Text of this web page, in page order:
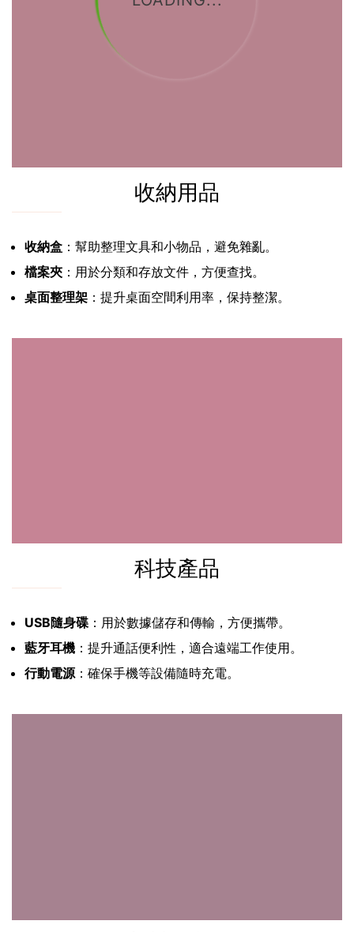
收納用品
收納盒 ：幫助整理文具和小物品，避免雜亂。
檔案夾 ：用於分類和存放文件，方便查找。
桌面整理架 ：提升桌面空間利用率，保持整潔。
科技產品
USB隨身碟 ：用於數據儲存和傳輸，方便攜帶。
藍牙耳機 ：提升通話便利性，適合遠端工作使用。
行動電源：確保手機等設備隨時充電。